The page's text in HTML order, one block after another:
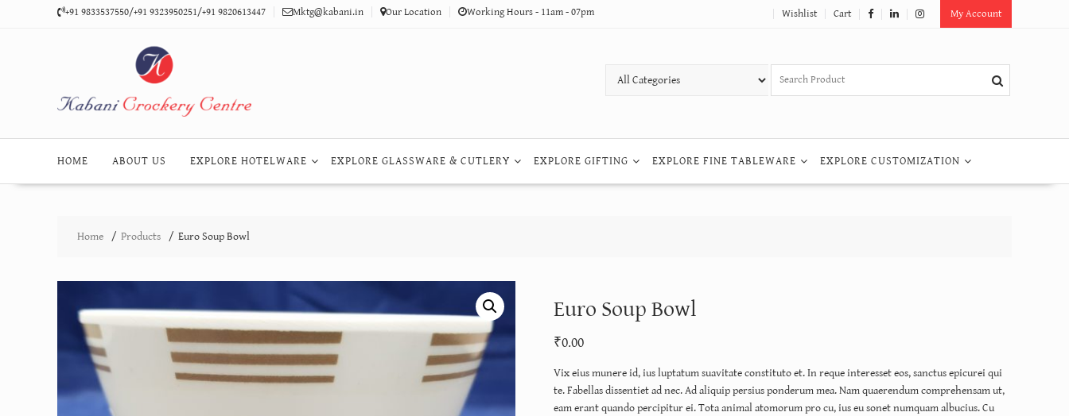
+91 9833537550/+91 9323950251/+91 9820613447 Mktg@kabani.in Our Location Working Hours - 11am - 07pm Wishlist Cart My Account
HOME ABOUT US EXPLORE HOTELWARE EXPLORE GLASSWARE & CUTLERY EXPLORE GIFTING EXPLORE FINE TABLEWARE EXPLORE CUSTOMIZATION
Home Products Euro Soup Bowl
Euro Soup Bowl
₹0.00
Vix eius munere id, ius luptatum suavitate constituto et. In reque interesset eos, sanctus epicurei qui
te. Fabellas dissentiet ad nec. Ad aliquip persius ponderum mea. Nam quaerendum comprehensam ut,
eam erant quando percipitur ei. Tota animal atomorum pro cu, ius eu sonet numquam albucius. Cu